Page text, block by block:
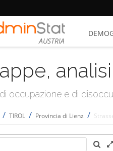
AUSTRIA
occupazione e di
/ TIROL / Provincia di Lienz /